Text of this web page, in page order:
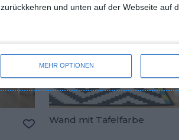
zurückkehren und unten auf der Webseite auf
MEHR OPTIONEN
Wand mit Tafelfarbe